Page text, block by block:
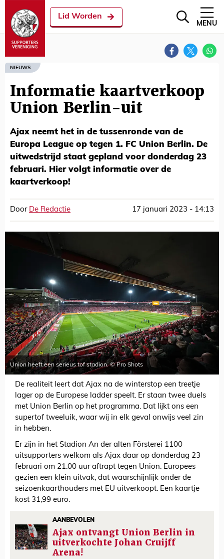
Lid Worden
MENU
NIEUWS
Informatie kaartverkoop
Union Berlin-uit
Ajax neemt het in de tussenronde van de
Europa League op tegen 1. FC Union Berlin. De
uitwedstrijd staat gepland voor donderdag 23
februari. Hier volgt informatie over de
kaartverkoop!
Door De Redactie 17 januari 2023 - 14:13
Union heeft een serieus tof stadion. © Pro Shots
De realiteit leert dat Ajax na de winterstop een treetje
lager op de Europese ladder speelt. Er staan twee duels
met Union Berlin op het programma. Dat lijkt ons een
supertof tweeluik, waar wij in elk geval onwijs veel zin
in hebben.
Er zijn in het Stadion An der alten Försterei 1100
uitsupporters welkom als Ajax daar op donderdag 23
februari om 21.00 uur aftrapt tegen Union. Europees
gezien een klein uitvak, dat waarschijnlijk onder de
seizoenkaarthouders met EU uitverkoopt. Een kaartje
kost 31,99 euro.
AANBEVOLEN
Ajax ontvangt Union Berlin in
uitverkochte Johan Cruijff
Arena!